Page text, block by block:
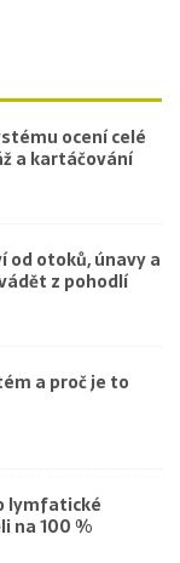
ocení celé
a kartáčování
od otoků, únavy a
z pohodlí
a proč je to
lymfatické
na 100 %